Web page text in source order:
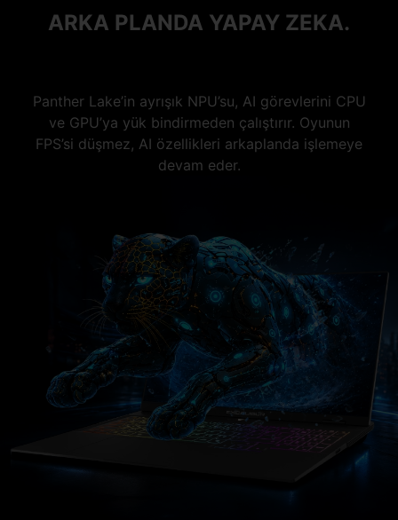
ARKA PLANDA YAPAY ZEKA.
Panther Lake’in ayrışık NPU’su, AI görevlerini CPU
ve GPU’ya yük bindirmeden çalıştırır. Oyunun
FPS’si düşmez, AI özellikleri arkaplanda işlemeye
devam eder.